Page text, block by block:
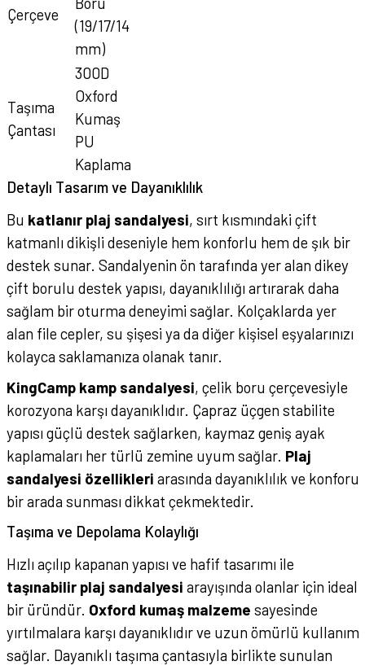
Çerçeve
(19/17/14
mm)
Taşıma
Çantası
300D
Oxford
Kumaş
PU
Kaplama
Detaylı Tasarım ve Dayanıklılık
Bu katlanır plaj sandalyesi, sırt kısmındaki çift
katmanlı dikişli deseniyle hem konforlu hem de şık bir
destek sunar. Sandalyenin ön tarafında yer alan dikey
çift borulu destek yapısı, dayanıklılığı artırarak daha
sağlam bir oturma deneyimi sağlar. Kolçaklarda yer
alan file cepler, su şişesi ya da diğer kişisel eşyalarınızı
kolayca saklamanıza olanak tanır.
KingCamp kamp sandalyesi, çelik boru çerçevesiyle
korozyona karşı dayanıklıdır. Çapraz üçgen stabilite
yapısı güçlü destek sağlarken, kaymaz geniş ayak
kaplamaları her türlü zemine uyum sağlar. Plaj
sandalyesi özellikleri arasında dayanıklılık ve konforu
bir arada sunması dikkat çekmektedir.
Taşıma ve Depolama Kolaylığı
Hızlı açılıp kapanan yapısı ve hafif tasarımı ile
taşınabilir plaj sandalyesi arayışında olanlar için ideal
bir üründür. Oxford kumaş malzeme sayesinde
yırtılmalara karşı dayanıklıdır ve uzun ömürlü kullanım
sağlar. Dayanıklı taşıma çantasıyla birlikte sunulan